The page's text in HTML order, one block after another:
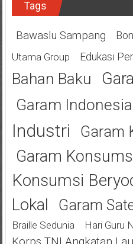
Tags
Bawaslu Sampang
Utama Group
Edukasi
Bahan Baku
Garam Indonesia
Industri
Garam
Garam
Konsumsi
Lokal
Garam
Braille Sedunia
Hari Guru
Korps TNI Angkatan